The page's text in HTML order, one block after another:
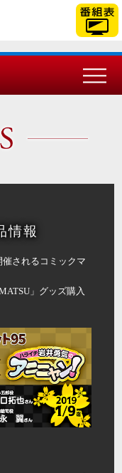
「TBSテレビ」トップ
情報
されるコミックマ
」グッズ購入